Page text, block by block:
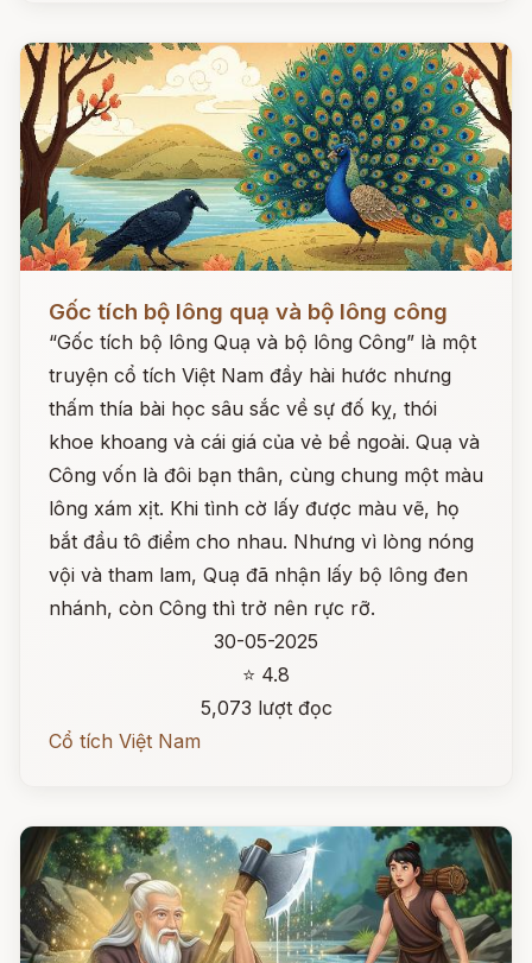
Đọc ngay
Gốc tích bộ lông quạ và bộ lông công
“Gốc tích bộ lông Quạ và bộ lông Công” là một
truyện cổ tích Việt Nam đầy hài hước nhưng
thấm thía bài học sâu sắc về sự đố kỵ, thói
khoe khoang và cái giá của vẻ bề ngoài. Quạ và
Công vốn là đôi bạn thân, cùng chung một màu
lông xám xịt. Khi tình cờ lấy được màu vẽ, họ
bắt đầu tô điểm cho nhau. Nhưng vì lòng nóng
vội và tham lam, Quạ đã nhận lấy bộ lông đen
nhánh, còn Công thì trở nên rực rỡ.
30-05-2025
⭐ 4.8
5,073 lượt đọc
Cổ tích Việt Nam